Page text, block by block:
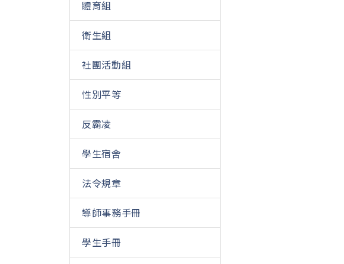
體育組
衛生組
社團活動組
性別平等
反霸凌
學生宿舍
法令規章
導師事務手冊
學生手冊